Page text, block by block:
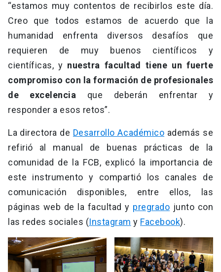
“estamos muy contentos de recibirlos este día.
Creo que todos estamos de acuerdo que la
humanidad enfrenta diversos desafíos que
requieren de muy buenos científicos y
científicas, y nuestra facultad tiene un fuerte
compromiso con la formación de profesionales
de excelencia que deberán enfrentar y
responder a esos retos”.
La directora de Desarrollo Académico además se
refirió al manual de buenas prácticas de la
comunidad de la FCB, explicó la importancia de
este instrumento y compartió los canales de
comunicación disponibles, entre ellos, las
páginas web de la facultad y pregrado junto con
las redes sociales (Instagram y Facebook).